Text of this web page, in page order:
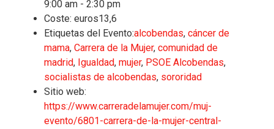
9:00 am - 2:30 pm
Coste: euros13,6
Etiquetas del Evento:alcobendas,cáncer de
mama,Carrera de la Mujer,comunidad de
madrid, Igualdad,mujer, PSOE Alcobendas,
socialistas de alcobendas, sororidad
Sitio web:
https://www.carreradelamujer.com/muj-
evento/6801-carrera-de-la-mujer-central-